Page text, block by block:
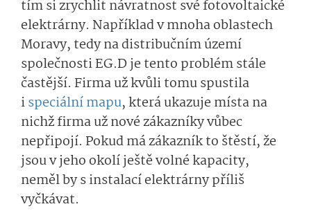
tím si zrychlit návratnost své fotovoltaické
elektrárny. Například v mnoha oblastech
Moravy, tedy na distribučním území
společnosti EG.D je tento problém stále
častější. Firma už kvůli tomu spustila
ispeciální mapu, která ukazuje místa na
nichž firma už nové zákazníky vůbec
nepřipojí. Pokud má zákazník to štěstí, že
jsou v jeho okolí ještě volné kapacity,
neměl by s instalací elektrárny příliš
vyčkávat.